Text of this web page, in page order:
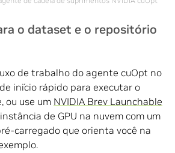
o dataset e o repositório
de trabalho do agente cuOpt no
início rápido para executar o
ou use um NVIDIA Brev Launchable
de GPU na nuvem com um
carregado que orienta você na